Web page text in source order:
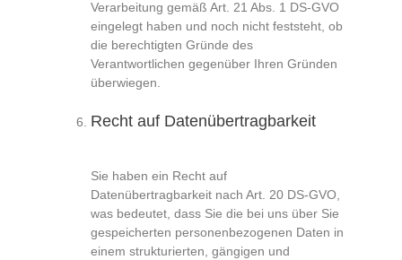
Verarbeitung gemäß Art. 21 Abs. 1 DS-GVO
eingelegt haben und noch nicht feststeht, ob
die berechtigten Gründe des
Verantwortlichen gegenüber Ihren Gründen
überwiegen.
Recht auf Datenübertragbarkeit
Sie haben ein Recht auf
Datenübertragbarkeit nach Art. 20 DS-GVO,
was bedeutet, dass Sie die bei uns über Sie
gespeicherten personenbezogenen Daten in
einem strukturierten, gängigen und